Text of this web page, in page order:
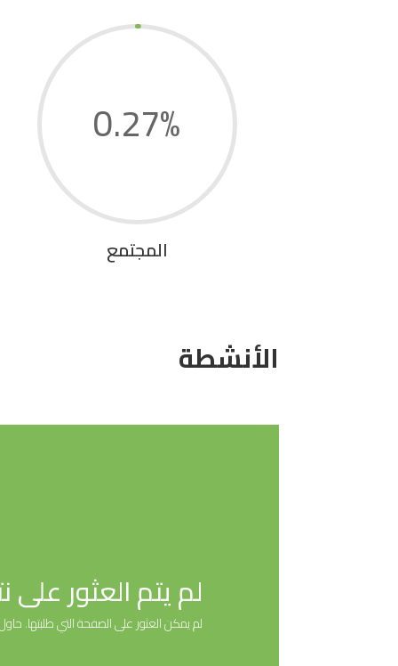
0.27%
المجتمع
الأنشطة
لم يتم العثور على
لم يمكن العثور على الصفحة التي طلبتها.